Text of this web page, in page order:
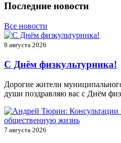
Последние новости
Все новости
8 августа 2026
С Днём физкультурника!
Дорогие жители
души поздравляю вас с Днём
7 августа 2026